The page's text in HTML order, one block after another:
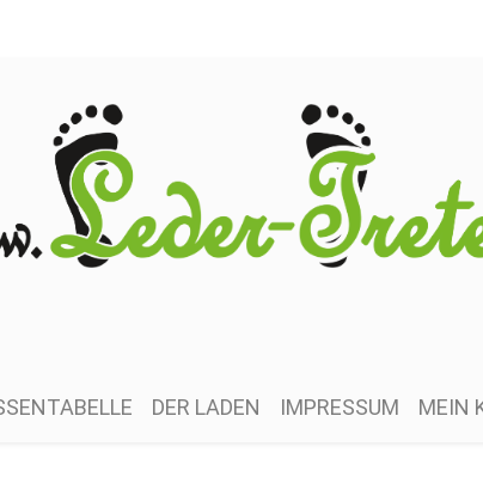
DER LADEN IMPRESSUM MEIN